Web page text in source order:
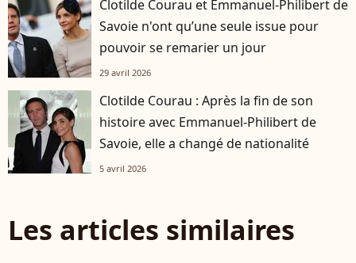
Clotilde Courau et Emmanuel-Philibert de
Savoie n'ont qu’une seule issue pour
pouvoir se remarier un jour
29 avril 2026
Clotilde Courau : Après la fin de son
histoire avec Emmanuel-Philibert de
Savoie, elle a changé de nationalité
5 avril 2026
Les articles similaires